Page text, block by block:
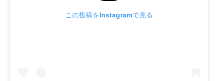
この投稿をInstagramで見る